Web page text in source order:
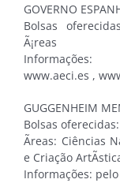
GOVERNO
Bolsas
Ã¡reas
Informações:
www.aeci.es ,
GUGGENHEIM
Bolsas
Ãreas: Ciências
e Criação
Informações: